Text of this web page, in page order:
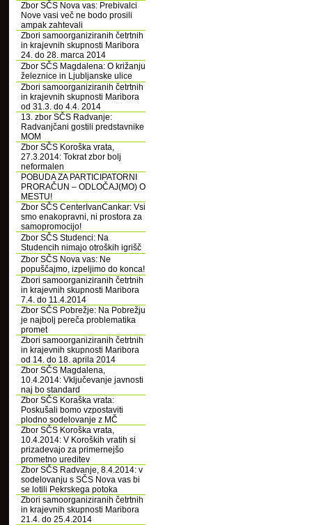
Zbor SČS Nova vas: Prebivalci
Nove vasi več ne bodo prosili
ampak zahtevali
Zbori samoorganiziranih četrtnih
in krajevnih skupnosti Maribora
24. do 28. marca 2014
Zbor SČS Magdalena: O križanju
železnice in Ljubljanske ulice
Zbori samoorganiziranih četrtnih
in krajevnih skupnosti Maribora
od 31.3. do 4.4. 2014
13. zbor SČS Radvanje:
Radvanjčani gostili predstavnike
MOM
Zbor SČS Koroška vrata,
27.3.2014: Tokrat zbor bolj
neformalen
POBUDA ZA PARTICIPATORNI
PRORAČUN – ODLOČAJ(MO) O
MESTU!
Zbor SČS CenterIvanCankar: Vsi
smo enakopravni, ni prostora za
samopromocijo!
Zbor SČS Studenci: Na
Studencih nimajo otroških igrišč
Zbor SČS Nova vas: Ne
popuščajmo, izpeljimo do konca!
Zbori samoorganiziranih četrtnih
in krajevnih skupnosti Maribora
7.4. do 11.4.2014
Zbor SČS Pobrežje: Na Pobrežju
je najbolj pereča problematika
promet
Zbori samoorganiziranih četrtnih
in krajevnih skupnosti Maribora
od 14. do 18. aprila 2014
Zbor SČS Magdalena,
10.4.2014: Vključevanje javnosti
naj bo standard
Zbor SČS Koraška vrata:
Poskušali bomo vzpostaviti
plodno sodelovanje z MČ
Zbor SČS Koroška vrata,
10.4.2014: V Koroških vratih si
prizadevajo za primernejšo
prometno ureditev
Zbor SČS Radvanje, 8.4.2014: v
sodelovanju s SČS Nova vas bi
se lotili Pekrskega potoka
Zbori samoorganiziranih četrtnih
in krajevnih skupnosti Maribora
21.4. do 25.4.2014